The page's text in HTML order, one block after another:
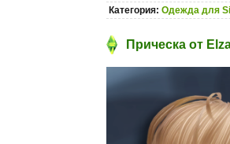
Категория: Одежда для
Прическа от